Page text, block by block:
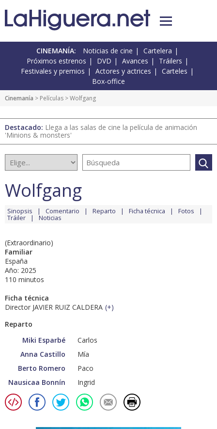
CINEMANÍA: Noticias de cine
Cartelera
Próximos estrenos
DVD Avances
Tráilers
Festivales y premios
Actores y actrices
Carteles
Box-office
Cinemanía > Películas > Wolfgang
Destacado: Llega a las salas de cine la película de animación
'Minions & monsters'
Wolfgang
Sinopsis Comentario Reparto Ficha técnica Fotos
Tráiler Noticias
(Extraordinario)
Familiar
España
Año: 2025
110 minutos
Ficha técnica
Director JAVIER RUIZ CALDERA (+)
Reparto
Miki Esparbé
Carlos
Anna Castillo
Mía
Berto Romero
Paco
Nausicaa Bonnín
Ingrid